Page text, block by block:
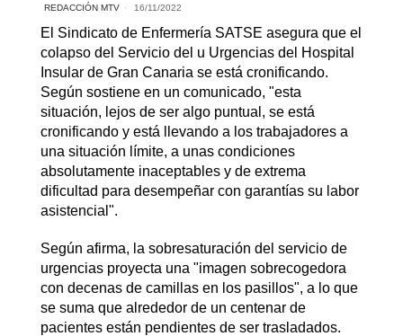
REDACCIÓN MTV 16/11/2022
El Sindicato de Enfermería SATSE asegura que el
colapso del Servicio del u Urgencias del Hospital
Insular de Gran Canaria se está cronificando.
Según sostiene en un comunicado, "esta
situación, lejos de ser algo puntual, se está
cronificando y está llevando a los trabajadores a
una situación límite, a unas condiciones
absolutamente inaceptables y de extrema
dificultad para desempeñar con garantías su labor
asistencial".
Según afirma, la sobresaturación del servicio de
urgencias proyecta una "imagen sobrecogedora
con decenas de camillas en los pasillos", a lo que
se suma que alrededor de un centenar de
pacientes están pendientes de ser trasladados.